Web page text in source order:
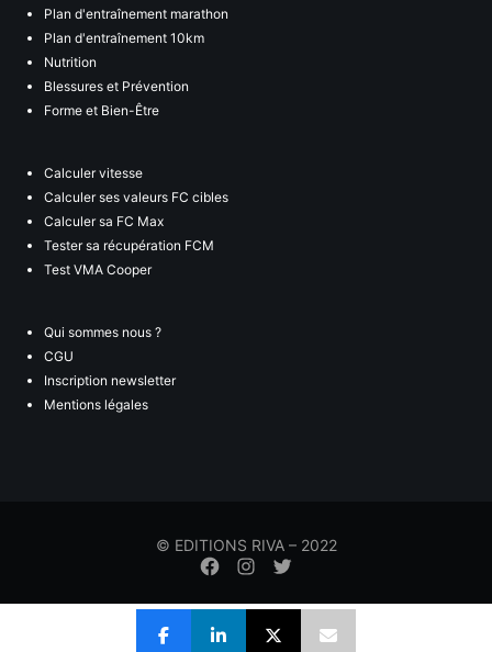
Plan d'entraînement marathon
Plan d'entraînement 10km
Nutrition
Blessures et Prévention
Forme et Bien-Être
Calculer vitesse
Calculer ses valeurs FC cibles
Calculer sa FC Max
Tester sa récupération FCM
Test VMA Cooper
Qui sommes nous ?
CGU
Inscription newsletter
Mentions légales
© EDITIONS RIVA – 2022
Élément
menude
de